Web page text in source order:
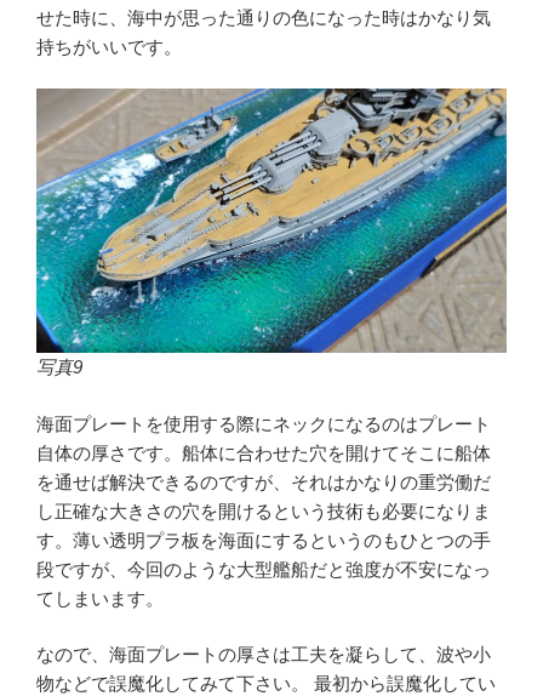
せた時に、海中が思った通りの色になった時はかなり気
持ちがいいです。
写真9
海面プレートを使用する際にネックになるのはプレート
自体の厚さです。船体に合わせた穴を開けてそこに船体
を通せば解決できるのですが、それはかなりの重労働だ
し正確な大きさの穴を開けるという技術も必要になりま
す。薄い透明プラ板を海面にするというのもひとつの手
段ですが、今回のような大型艦船だと強度が不安になっ
てしまいます。
なので、海面プレートの厚さは工夫を凝らして、波や小
物などで誤魔化してみて下さい。 最初から誤魔化してい